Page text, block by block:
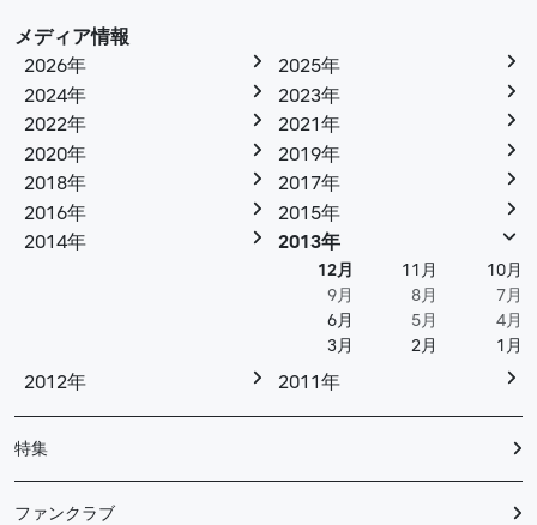
メディア情報
2026年
2025年
2024年
2023年
2022年
2021年
2020年
2019年
2018年
2017年
2016年
2015年
2014年
2013年
12月 11月
10月
9月
8月
7月
6月
5月
4月
3月
2月 1月
2012年 2011年
特集
ファンクラブ